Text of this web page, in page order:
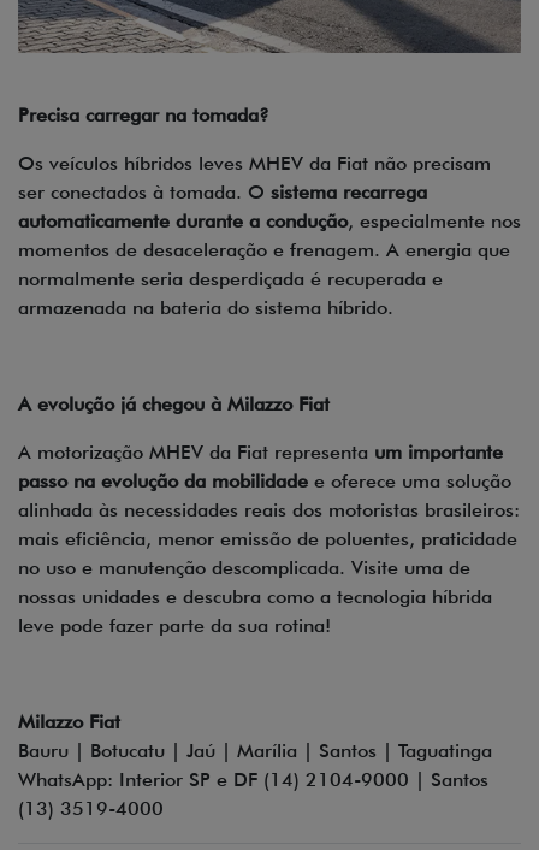
Precisa carregar na tomada?
Os veículos híbridos leves MHEV da Fiat não precisam
ser conectados à tomada. O sistema recarrega
automaticamente durante a condução, especialmente nos
momentos de desaceleração e frenagem. A energia que
normalmente seria desperdiçada é recuperada e
armazenada na bateria do sistema híbrido.
A evolução já chegou à Milazzo Fiat
A motorização MHEV da Fiat representa um importante
passo na evolução da mobilidade e oferece uma solução
alinhada às necessidades reais dos motoristas brasileiros:
mais eficiência, menor emissão de poluentes, praticidade
no uso e manutenção descomplicada. Visite uma de
nossas unidades e descubra como a tecnologia híbrida
leve pode fazer parte da sua rotina!
Milazzo Fiat
Bauru | Botucatu | Jaú | Marília | Santos | Taguatinga
WhatsApp: Interior SP e DF (14) 2104-9000 | Santos
(13) 3519-4000